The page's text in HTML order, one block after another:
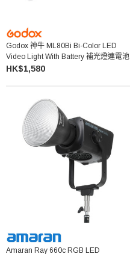
Godox 神牛 ML80Bi Bi-Color LED
Video Light With Battery 補光燈連電池
HK$1,580
Amaran Ray 660c RGB LED